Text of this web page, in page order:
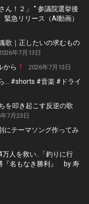
ん！２」 ” 参議院選挙後
急リリース（AI動画）
歌｜正したいの求むもの
年7月13日
から 2026年7月13日
… #shorts #音楽 #ドライ
を叩き起こす反逆の歌
7月23日
にテーマソング作ってみ
万人を救い..「釣りに行
『名もなき勝利』 by 寿